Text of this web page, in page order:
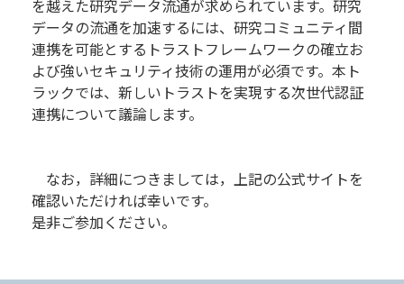
を越えた研究データ流通が求められています。研究
データの流通を加速するには、研究コミュニティ間
連携を可能とするトラストフレームワークの確立お
よび強いセキュリティ技術の運用が必須です。本ト
ラックでは、新しいトラストを実現する次世代認証
連携について議論します。
なお，詳細につきましては，上記の公式サイトを
確認いただければ幸いです。
是非ご参加ください。